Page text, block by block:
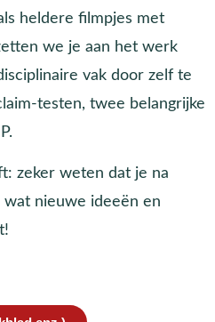
heldere filmpjes met
we je aan het werk
vak door zelf te
testen, twee belangrijke
zeker weten dat je na
nieuwe ideeën en